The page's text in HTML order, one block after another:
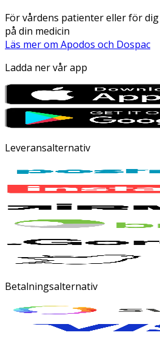
För vårdens patienter eller för
på din medicin
Läs mer om Apodos och Dospac
Ladda ner vår app
Leveransalternativ
Betalningsalternativ